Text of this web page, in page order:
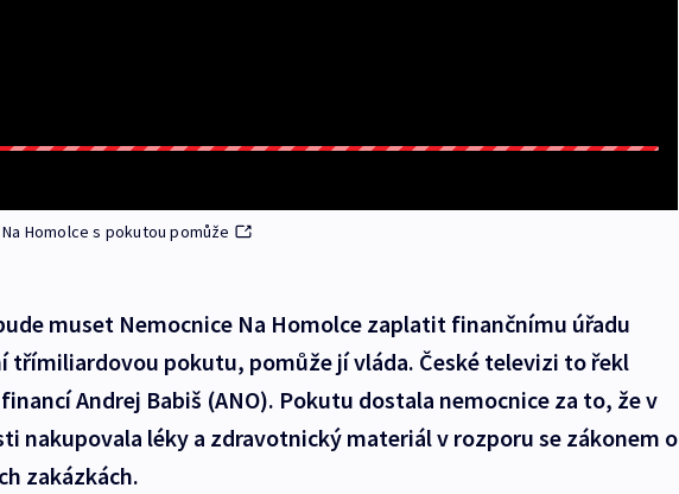
Homolce s pokutou pomůže
muset Nemocnice Na Homolce zaplatit finančnímu úřadu
třímiliardovou pokutu, pomůže jí vláda. České televizi to řekl
Andrej Babiš (ANO). Pokutu dostala nemocnice za to, že v
nakupovala léky a zdravotnický materiál v rozporu se zákonem o
zakázkách.